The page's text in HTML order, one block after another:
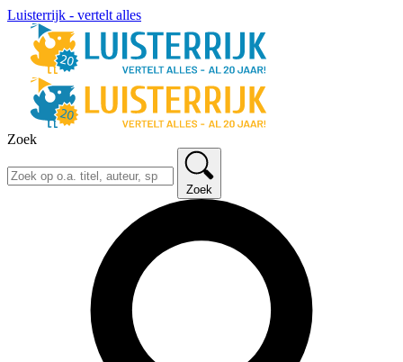
Luisterrijk - vertelt alles
Zoek
Zoek